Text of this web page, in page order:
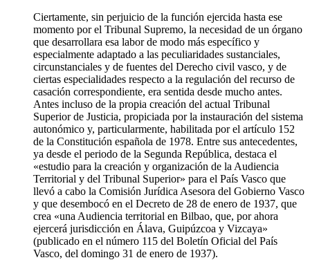
Ciertamente, sin perjuicio de la función ejercida hasta ese
momento por el Tribunal Supremo, la necesidad de un órgano
que desarrollara esa labor de modo más específico y
especialmente adaptado a las peculiaridades sustanciales,
circunstanciales y de fuentes del Derecho civil vasco, y de
ciertas especialidades respecto a la regulación del recurso de
casación correspondiente, era sentida desde mucho antes.
Antes incluso de la propia creación del actual Tribunal
Superior de Justicia, propiciada por la instauración del sistema
autonómico y, particularmente, habilitada por el artículo 152
de la Constitución española de 1978. Entre sus antecedentes,
ya desde el periodo de la Segunda República, destaca el
«estudio para la creación y organización de la Audiencia
Territorial y del Tribunal Superior» para el País Vasco que
llevó a cabo la Comisión Jurídica Asesora del Gobierno Vasco
y que desembocó en el Decreto de 28 de enero de 1937, que
crea «una Audiencia territorial en Bilbao, que, por ahora
ejercerá jurisdicción en Álava, Guipúzcoa y Vizcaya»
(publicado en el número 115 del Boletín Oficial del País
Vasco, del domingo 31 de enero de 1937).